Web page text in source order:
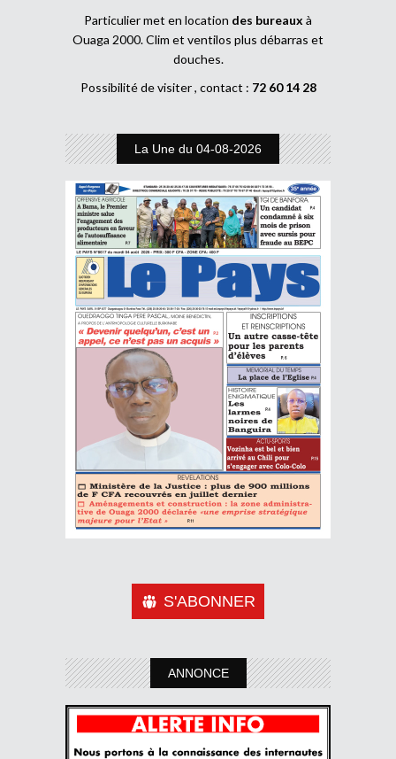
Particulier met en location des bureaux à
Ouaga 2000. Clim et ventilos plus débarras et
douches.
Possibilité de visiter , contact : 72 60 14 28
La Une du 04-08-2026
S'ABONNER
ANNONCE